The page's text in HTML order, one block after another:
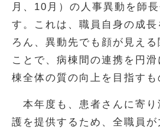
月、10月）の人事異動を師
す。これは、職員自身の成
ろん、異動先でも顔が見え
ことで、病棟間の連携を円
棟全体の質の向上を目指すも
本年度も、患者さんに寄り
護を提供するため、全職員